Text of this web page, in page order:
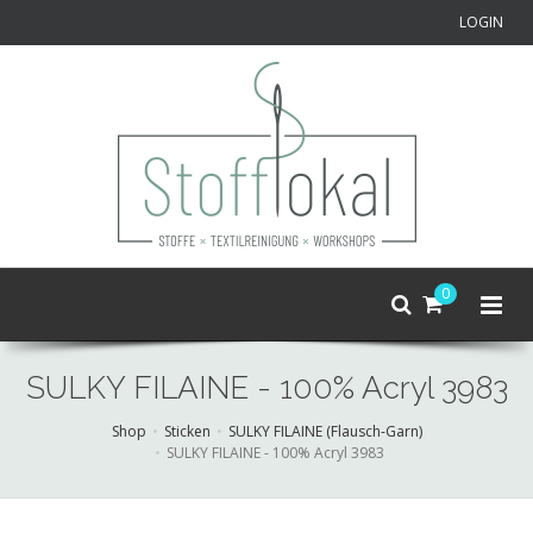
LOGIN
0
SULKY FILAINE - 100% Acryl 3983
Shop Sticken
SULKY FILAINE (Flausch-Garn)
SULKY FILAINE - 100% Acryl 3983